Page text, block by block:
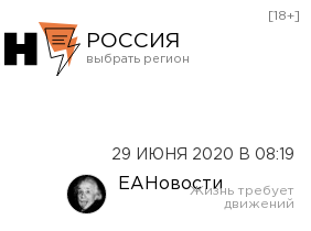
РОССИЯ
Оренбург
[18+]
29 ИЮНЯ 2020 В 08:19
ЕАНовости